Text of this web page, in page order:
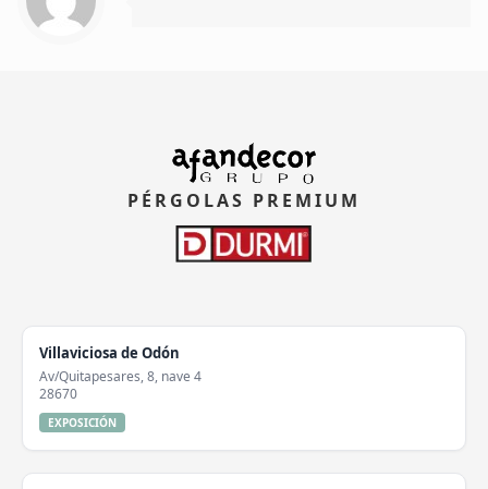
PÉRGOLAS PREMIUM
Villaviciosa de Odón
Av/Quitapesares, 8, nave 4
28670
EXPOSICIÓN